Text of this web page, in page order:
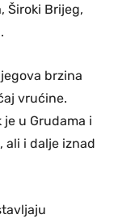
Široki Brijeg,
brzina
vrućine.
u Grudama i
ali i dalje iznad